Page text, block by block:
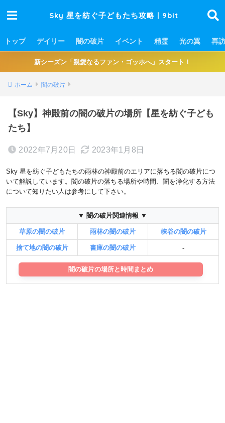
Sky 星を紡ぐ子どもたち攻略 | 9bit
トップ デイリー 闇の破片 イベント 精霊 光の翼 再訪
新シーズン「親愛なるファン・ゴッホへ」スタート！
ホーム 闇の破片
【Sky】神殿前の闇の破片の場所【星を紡ぐ子ども
たち】
2022年7月20日 2023年1月8日
Sky 星を紡ぐ子どもたちの雨林の神殿前のエリアに落ちる闇の破片につ
いて解説しています。闇の破片の落ちる場所や時間、闇を浄化する方法
について知りたい人は参考にして下さい。
▼ 闇の破片関連情報 ▼
草原の闇の破片 雨林の闇の破片 峡谷の闇の破片
捨て地の闇の破片 書庫の闇の破片 -
闇の破片の場所と時間まとめ